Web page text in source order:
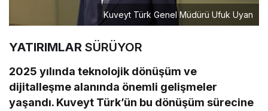
Kuveyt Türk Genel Müdürü Ufuk Uyan
YATIRIMLAR SÜRÜYOR
2025 yılında teknolojik dönüşüm ve
dijitalleşme alanında önemli gelişmeler
yaşandı. Kuveyt Türk’ün bu dönüşüm sürecine